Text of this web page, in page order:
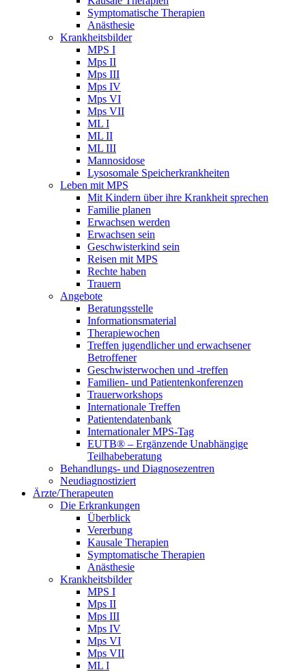
Symptomatische Therapien
Anästhesie
Krankheitsbilder
MPS I
Mps II
Mps III
Mps IV
Mps VI
Mps VII
ML I
ML II
ML III
Mannosidose
Lysosomale Speicherkrankheiten
Leben mit MPS
Mit Kindern über ihre Krankheit sprechen
Familie planen
Erwachsen werden
Erwachsen sein
Geschwisterkind sein
Reisen mit MPS
Rechte haben
Trauern
Angebote
Beratungsstelle
Informationsmaterial
Therapiewochen
Treffen jugendlicher und erwachsener
Betroffener
Geschwisterwochen und -treffen
Familien- und Patientenkonferenzen
Trauerworkshops
Internationale Treffen
Patientendatenbank
Internationaler MPS-Tag
EUTB® – Ergänzende Unabhängige
Teilhabeberatung
Behandlungs- und Diagnosezentren
Neudiagnostiziert
Ärzte/Therapeuten
Die Erkrankungen
Überblick
Vererbung
Kausale Therapien
Symptomatische Therapien
Anästhesie
Krankheitsbilder
MPS I
Mps II
Mps III
Mps IV
Mps VI
Mps VII
ML I